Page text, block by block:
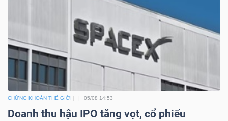
CHỨNG KHOÁN THẾ GIỚI 05/08 14:53
Doanh thu hậu IPO tăng vọt, cổ phiếu
Tất cả Cổ phiếu Chứng chỉ quỹ
Lãnh
đạo
(-)